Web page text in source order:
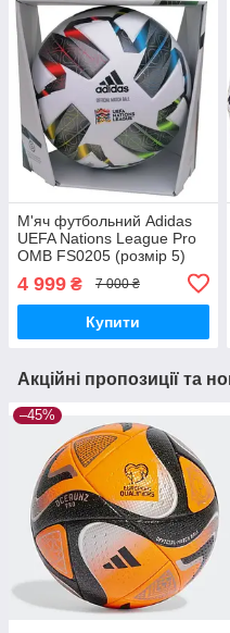
М'яч футбольний Adidas
UEFA Nations League Pro
OMB FS0205 (розмір 5)
4 999 ₴ 7 000 ₴
Купити
Акційні пропозиції та
–45%